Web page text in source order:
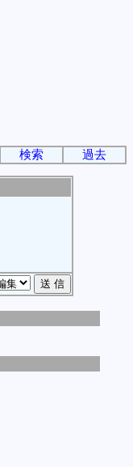
検索 過去